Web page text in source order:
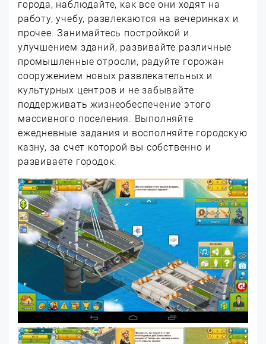
города, наблюдайте, как все они ходят на
работу, учебу, развлекаются на вечеринках и
прочее. Занимайтесь постройкой и
улучшением зданий, развивайте различные
промышленные отросли, радуйте горожан
сооружением новых развлекательных и
культурных центров и не забывайте
поддерживать жизнеобеспечение этого
массивного поселения. Выполняйте
ежедневные задания и восполняйте городскую
казну, за счет которой вы собственно и
развиваете городок.